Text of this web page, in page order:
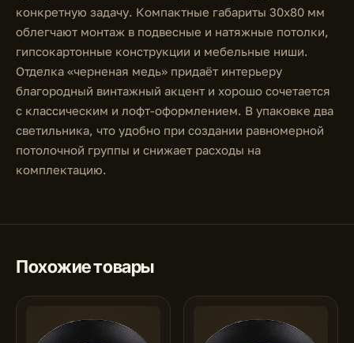
конкретную задачу. Компактные габариты 30x80 мм
облегчают монтаж в подвесные и натяжные потолки,
гипсокартонные конструкции и мебельные ниши.
Отделка «черненая медь» придаёт интерьеру
благородный винтажный акцент и хорошо сочетается
с классическим и лофт-оформлением. В упаковке два
светильника, что удобно при создании равномерной
потолочной группы и снижает расходы на
комплектацию.
Похожие товары